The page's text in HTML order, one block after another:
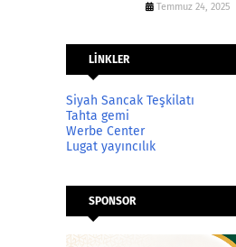
Temmuz 24, 2025
LİNKLER
Siyah Sancak Teşkilatı
Tahta gemi
Werbe Center
Lugat yayıncılık
SPONSOR